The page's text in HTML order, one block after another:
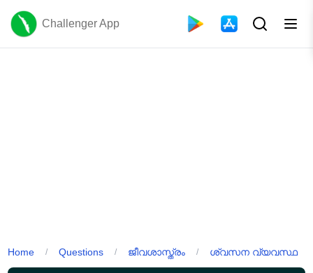
Challenger App
Home / Questions / ജീവശാസ്ത്രം / ശ്വസന വ്യവസ്ഥ